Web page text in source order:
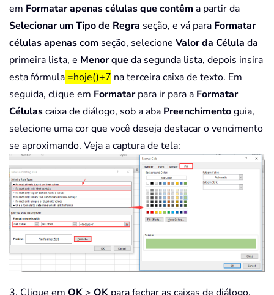
em Formatar apenas células que contêm a partir da
Selecionar um Tipo de Regra seção, e vá para Formatar
células apenas com seção, selecione Valor da Célula da
primeira lista, e Menor que da segunda lista, depois insira
esta fórmula =hoje()+7 na terceira caixa de texto. Em
seguida, clique em Formatarpara ir para a Formatar
Célulascaixa de diálogo, sob a aba Preenchimentoguia,
selecione uma cor que você deseja destacar o vencimento
se aproximando. Veja a captura de tela: